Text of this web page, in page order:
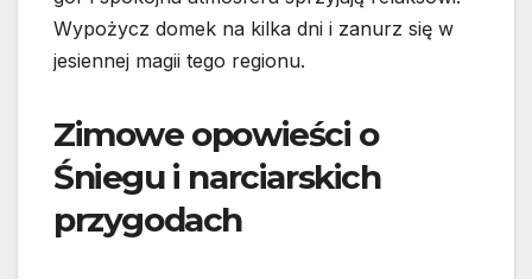
Wypożycz domek na kilka dni i zanurz się w
jesiennej magii tego regionu.
Zimowe opowieści o
Śniegu i narciarskich
przygodach